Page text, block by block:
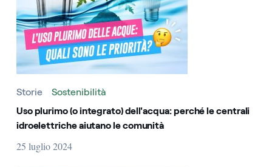
Storie
Sostenibilità
Uso plurimo (o integrato) dell'acqua: perché le centrali
idroelettriche aiutano le comunità
25 luglio 2024